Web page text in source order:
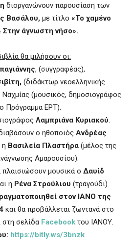
διοργανώνουν παρουσίαση των
Βασάλου, με τίτλο «Το χαμένο
Στην άγνωστη νήσο».
θα μιλήσουν οι:
, (συγγραφέας),
(διδάκτωρ νεοελληνικής
Ναχμίας (μουσικός, δημοσιογράφος
Πρόγραμμα ΕΡΤ).
Λαμπριάνα Κυριακού.
ο ηθοποιός Ανδρέας
η Βασιλεία Πλαστήρα (μέλος της
Αμαρουσίου).
μουσικά ο Δαυίδ
η Ρένα Στρούλιου (τραγούδι)
στον ΙΑΝΟ της
και θα προβάλλεται ζωντανά στο
στη σελίδα Facebook του ΙΑΝΟΥ.
https://bitly.ws/3bnzk